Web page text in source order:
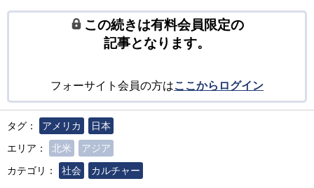
この続きは有料会員限定の
記事となります。
フォーサイト会員の方はここからログイン
タグ： アメリカ
日本
エリア：
北米
アジア
カテゴリ：
社会 カルチャー